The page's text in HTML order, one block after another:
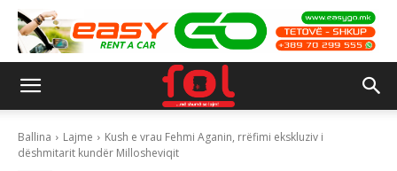
Ballina Lajme
Kush e vrau Fehmi Aganin, rrëfimi ekskluziv i
dëshmitarit kundër Millosheviqit